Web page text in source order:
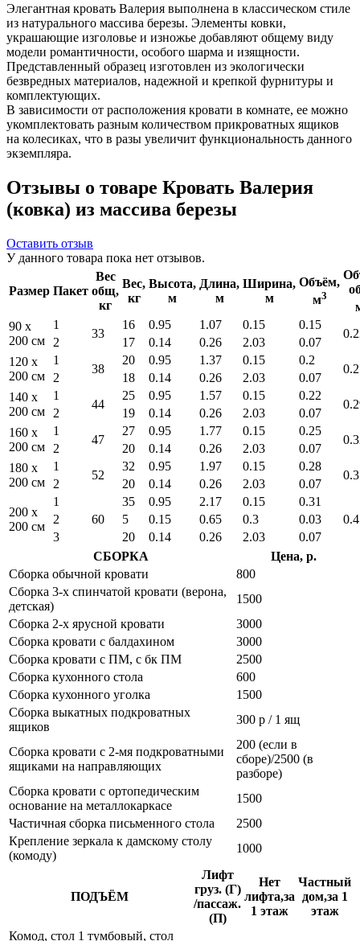
Элегантная кровать Валерия выполнена в классическом стиле
из натурального массива березы. Элементы ковки,
украшающие изголовье и изножье добавляют общему виду
модели романтичности, особого шарма и изящности.
Представленный образец изготовлен из экологически
безвредных материалов, надежной и крепкой фурнитуры и
комплектующих.
В зависимости от расположения кровати в комнате, ее можно
укомплектовать разным количеством прикроватных ящиков
на колесиках, что в разы увеличит функциональность данного
экземпляра.
Отзывы о товаре Кровать Валерия
(ковка) из массива березы
Оставить отзыв
У данного товара пока нет отзывов.
Размер Пакет
Вес
общ,
кг
Вес,
кг
Высота,
м
Длина,
м
Ширина,
м
Объём,
м3
90 x
200 см
1
33
16 0.95 1.07 0.15 0.15
2 17 0.14 0.26 2.03
0.07
120 x
200 см
1
38
20 0.95 1.37 0.15 0.2
2 18 0.14 0.26 2.03
0.07
140 x
200 см
1
44
25 0.95 1.57 0.15 0.22
2 19 0.14 0.26 2.03
0.07
160 x
200 см
1
47
27 0.95 1.77 0.15 0.25
2 20 0.14 0.26 2.03
0.07
180 x
200 см
1
52
32 0.95 1.97 0.15 0.28
2 20 0.14 0.26 2.03 0.07
200 x
200 см
1
60
35 0.95 2.17 0.15
0.31
2 5 0.15 0.65 0.3
0.03
3
20 0.14 0.26 2.03
0.07
СБОРКА
Цена, р.
Сборка обычной кровати
800
Сборка 3-х спинчатой кровати (верона,
детская)
1500
Сборка 2-х ярусной кровати
3000
Сборка кровати с балдахином
3000
Сборка кровати с ПМ, с бк ПМ
2500
Сборка кухонного стола
600
Сборка кухонного уголка
1500
Сборка выкатных подкроватных
ящиков
300 р / 1 ящ
Сборка кровати с 2-мя подкроватными
ящиками на направляющих
200 (если в
сборе)/2500 (в
разборе)
Сборка кровати с ортопедическим
основание на металлокаркасе
1500
Частичная сборка письменного стола
2500
Крепление зеркала к дамскому столу
(комоду)
1000
ПОДЪЁМ
Лифт
груз. (Г)
/пассаж.
(П)
Нет
лифта,за
1 этаж
Частный
дом,за 1
этаж
Комод, стол 1 тумбовый, стол